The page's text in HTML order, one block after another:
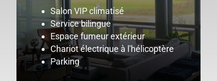
Salon VIP climatisé
Service bilingue
Espace fumeur extérieur
Chariot électrique à l'hélicoptère
Parking